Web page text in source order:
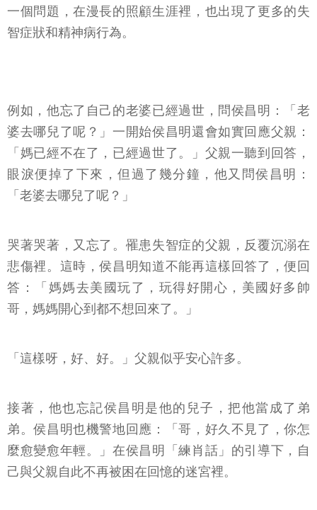
一個問題，在漫長的照顧生涯裡，也出現了更多的失
智症狀和精神病行為。
例如，他忘了自己的老婆已經過世，問侯昌明：「老
婆去哪兒了呢？」一開始侯昌明還會如實回應父親：
「媽已經不在了，已經過世了。」父親一聽到回答，
眼淚便掉了下來，但過了幾分鐘，他又問侯昌明：
「老婆去哪兒了呢？」
哭著哭著，又忘了。罹患失智症的父親，反覆沉溺在
悲傷裡。這時，侯昌明知道不能再這樣回答了，便回
答：「媽媽去美國玩了，玩得好開心，美國好多帥
哥，媽媽開心到都不想回來了。」
「這樣呀，好、好。」父親似乎安心許多。
接著，他也忘記侯昌明是他的兒子，把他當成了弟
弟。侯昌明也機警地回應：「哥，好久不見了，你怎
麼愈變愈年輕。」在侯昌明「練肖話」的引導下，自
己與父親自此不再被困在回憶的迷宮裡。